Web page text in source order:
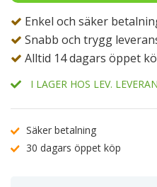
Enkel och säker
Snabb och trygg
Alltid 14 dagars öppet
I LAGER HOS LEV.
Säker betalning
30 dagars öppet köp